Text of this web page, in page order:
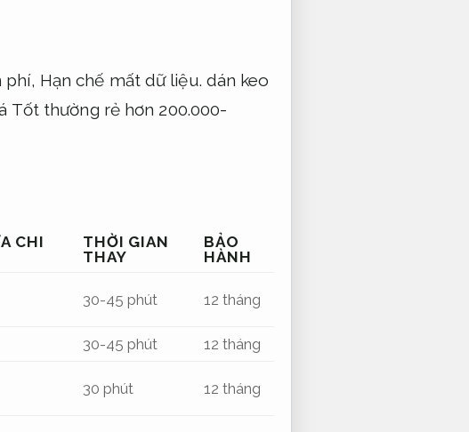
phí, Hạn chế mất dữ liệu. dán keo
Tốt thường rẻ hơn 200.000-
CHI
THỜI GIAN
THAY
BẢO
HÀNH
30-45 phút 12 tháng
30-45 phút
12 tháng
30 phút 12 tháng